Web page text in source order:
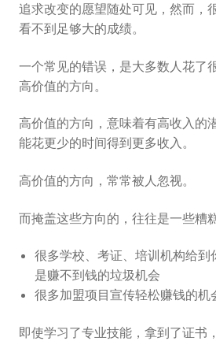
追求改变的愿望随处可见，然而，
看不到足够大的成绩。
一个常见的错误，是大多数人花了
高价值的方向。
高价值的方向，意味着有高收入的
能花更少的时间得到更多收入。
高价值的方向，常常被人忽视。
而掩盖这些方向的，往往是一些糟
很多学校、考证、培训机构给到
是赚不到钱的垃圾机会
很多加盟项目宣传轻松赚钱的机
即使学习了专业技能，拿到了证书